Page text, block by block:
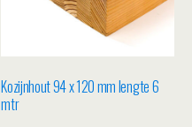
Kozijnhout 94 x 120 mm lengte 6
mtr